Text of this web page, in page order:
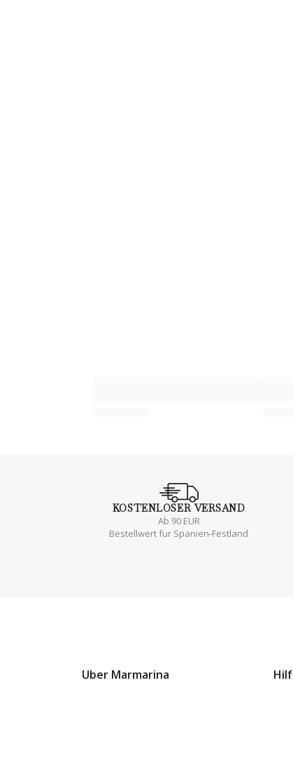
KOSTENLOSERVERSAND
Ab 90 EUR
Bestellwert fur Spanien-Festland
Uber Marmarina